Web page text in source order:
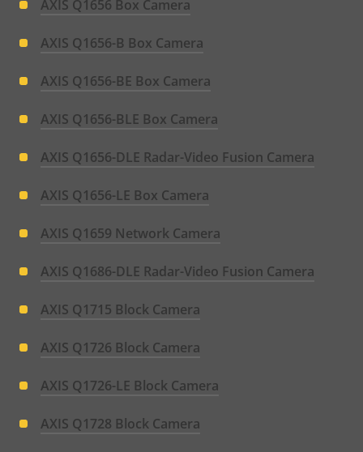
AXIS Q1656 Box Camera
AXIS Q1656-B Box Camera
AXIS Q1656-BE Box Camera
AXIS Q1656-BLE Box Camera
AXIS Q1656-DLE Radar-Video Fusion Camera
AXIS Q1656-LE Box Camera
AXIS Q1659 Network Camera
AXIS Q1686-DLE Radar-Video Fusion Camera
AXIS Q1715 Block Camera
AXIS Q1726 Block Camera
AXIS Q1726-LE Block Camera
AXIS Q1728 Block Camera